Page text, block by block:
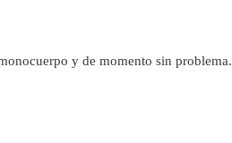
y de momento sin problema.